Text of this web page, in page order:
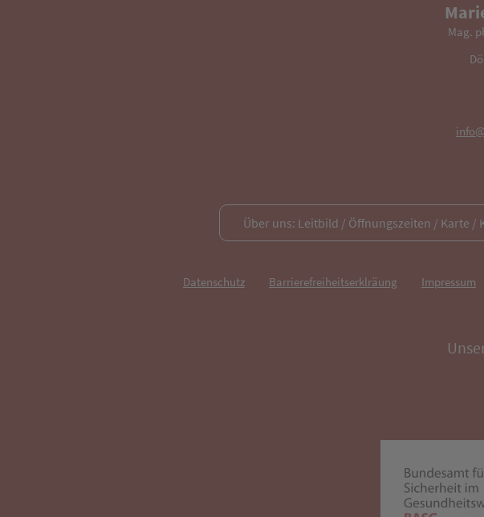
Mag.
Über uns: Leitbild / Öffnungszeiten / Karte /
Datenschutz Barrierefreiheitserklräung Impressum